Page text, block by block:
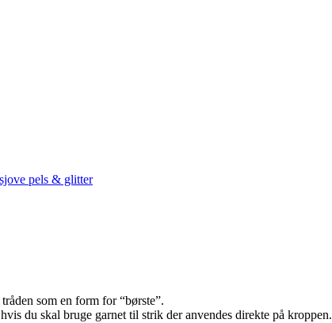
pels & glitter
som en form for “børste”.
du skal bruge garnet til strik der anvendes direkte på kroppen.